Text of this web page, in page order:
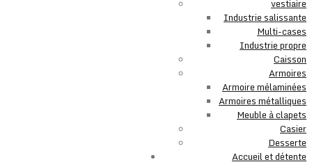
vestiaire
Industrie salissante
Multi-cases
Industrie propre
Caisson
Armoires
Armoire mélaminées
Armoires métalliques
Meuble à clapets
Casier
Desserte
Accueil et détente